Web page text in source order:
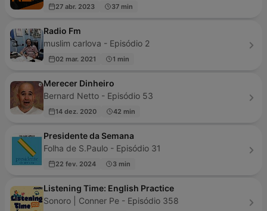
27 abr. 2023 37 min
Radio Fm
muslim carlova - Episódio 2
02 mar. 2021 1 min
Merecer Dinheiro
Bernard Netto - Episódio 53
14 dez. 2020 42 min
Presidente da Semana
Folha de S.Paulo - Episódio 31
22 fev. 2024 3 min
Listening Time: English Practice
Sonoro | Conner Pe - Episódio 358